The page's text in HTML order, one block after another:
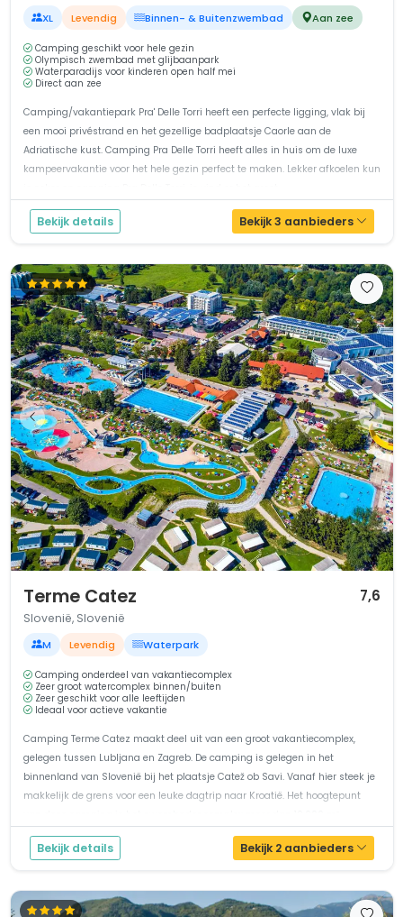
XL Levendig Binnen- & Buitenzwembad Aan zee
Camping geschikt voor hele gezin
Olympisch zwembad met glijbaanpark
Waterparadijs voor kinderen open half mei
Direct aan zee
Camping/vakantiepark Pra' Delle Torri heeft een perfecte ligging, vlak bij
een mooi privéstrand en het gezellige badplaatsje Caorle aan de
Adriatische kust. Camping Pra Delle Torri heeft alles in huis om de luxe
kampeervakantie voor het hele gezin perfect te maken. Lekker afkoelen kun
Bekijk details Bekijk 3 aanbieders
Terme Catez 7,6
Slovenië, Slovenië
M Levendig Waterpark
Camping onderdeel van vakantiecomplex
Zeer groot watercomplex binnen/buiten
Zeer geschikt voor alle leeftijden
Ideaal voor actieve vakantie
Camping Terme Catez maakt deel uit van een groot vakantiecomplex,
gelegen tussen Lubljana en Zagreb. De camping is gelegen in het
binnenland van Slovenië bij het plaatsje Catež ob Savi. Vanaf hier steek je
makkelijk de grens voor een leuke dagtrip naar Kroatië. Het hoogtepunt
Bekijk details Bekijk 2 aanbieders